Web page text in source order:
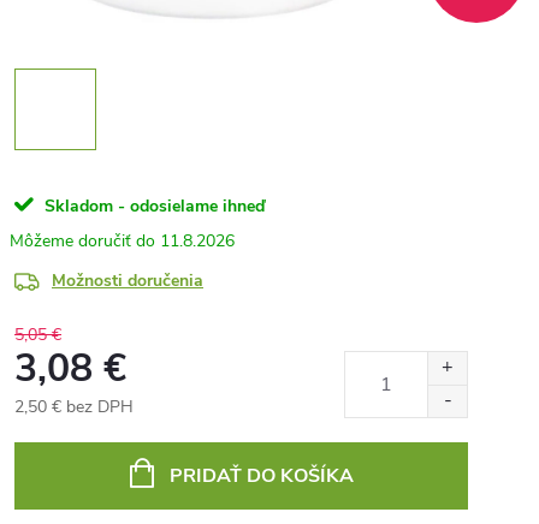
Skladom - odosielame ihneď
11.8.2026
Možnosti doručenia
5,05 €
3,08 €
2,50 € bez DPH
PRIDAŤ DO KOŠÍKA